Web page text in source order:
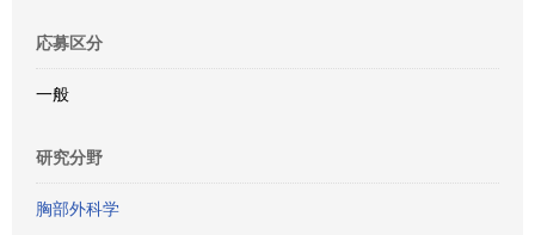
応募区分
一般
研究分野
胸部外科学